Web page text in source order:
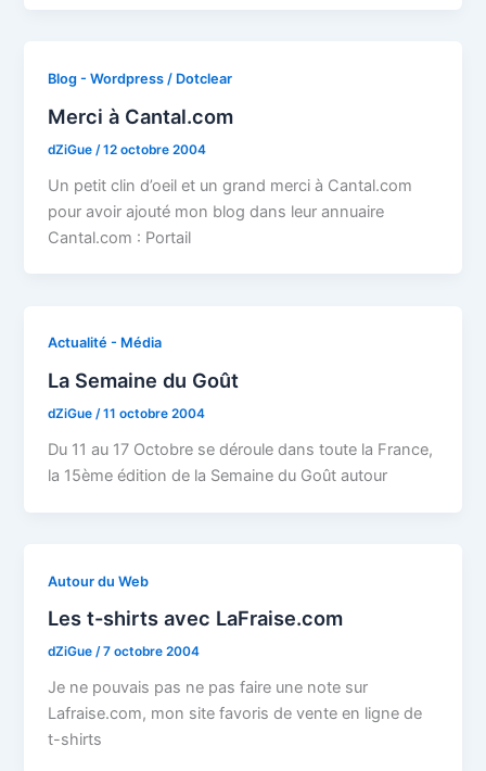
Blog - Wordpress / Dotclear
Merci à Cantal.com
dZiGue /12 octobre 2004
Un petit clin d’oeil et un grand merci à Cantal.com
pour avoir ajouté mon blog dans leur annuaire
Cantal.com : Portail
Actualité - Média
La Semaine du Goût
dZiGue/11 octobre 2004
Du 11 au 17 Octobre se déroule dans toute la France,
la 15ème édition de la Semaine du Goût autour
Autour du Web
Les t-shirts avec LaFraise.com
dZiGue/7 octobre 2004
Je ne pouvais pas ne pas faire une note sur
Lafraise.com, mon site favoris de vente en ligne de
t-shirts